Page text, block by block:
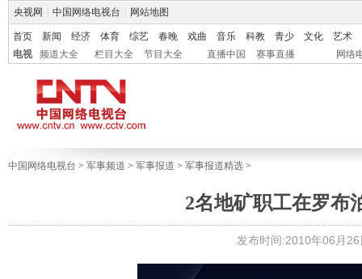
央视网 中国网络电视台 网站地图
首页 新闻 经济 体育 综艺 春晚 戏曲 音乐 科教 青少 文化
艺术
电视
频道大全 栏目大全 节目大全 直播中国 赛事直播 网络
中国网络电视台 > 军事频道 > 军事报道 > 军事报道精选 >
2名地矿职工在罗布
发布时间:2010年06月